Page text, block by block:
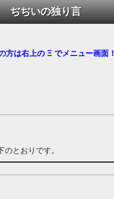
ぢぢいの独り言
方は右上の Ξ でメニュー画面！
とおりです。